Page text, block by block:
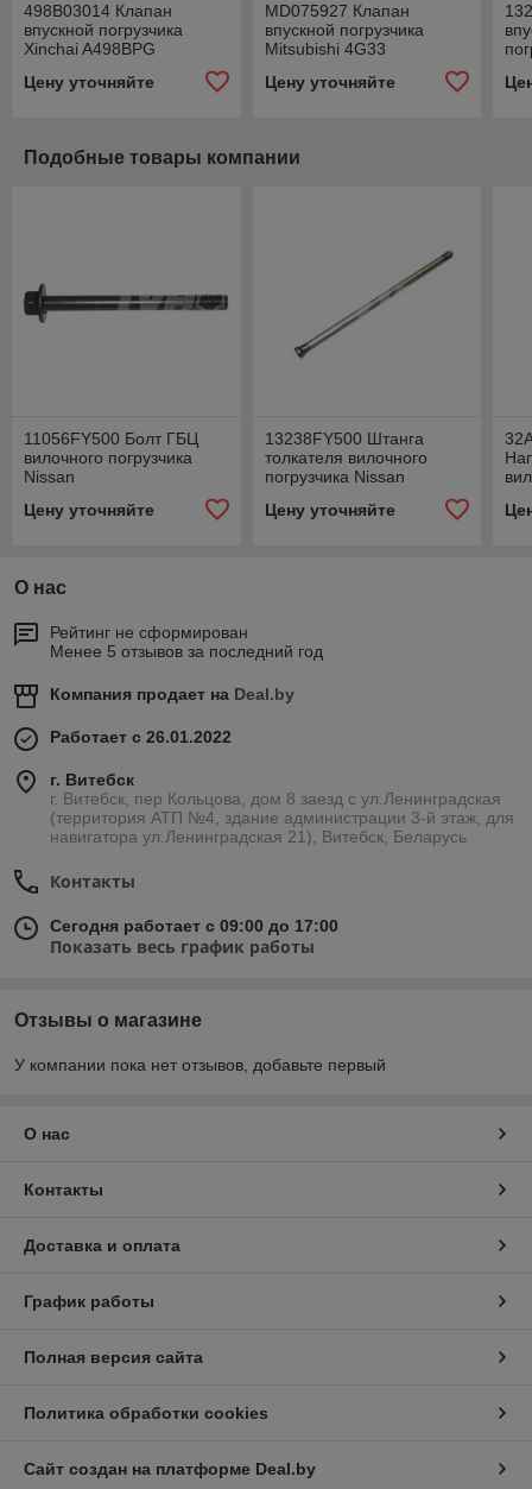
498B03014 Клапан
впускной погрузчика
Xinchai A498BPG
Цену уточняйте
MD075927 Клапан
впускной погрузчика
Mitsubishi 4G33
Цену уточняйте
Подобные товары компании
11056FY500 Болт ГБЦ
вилочного погрузчика
Nissan
Цену уточняйте
13238FY500 Штанга
толкателя вилочного
погрузчика Nissan
Цену уточняйте
О нас
Рейтинг не сформирован
Менее 5 отзывов за последний год
Компания продает на Deal.by
Работает с 26.01.2022
г. Витебск
г. Витебск, пер Кольцова, дом 8 заезд с ул.Ленинградская
(территория АТП №4, здание администрации 3-й этаж, для
навигатора ул.Ленинградская 21), Витебск, Беларусь
Контакты
Сегодня работает с 09:00 до 17:00
Показать весь график работы
Отзывы о магазине
У компании пока нет отзывов, добавьте первый
О нас
Контакты
Доставка и оплата
График работы
Полная версия сайта
Политика обработки cookies
Сайт создан на платформе Deal.by